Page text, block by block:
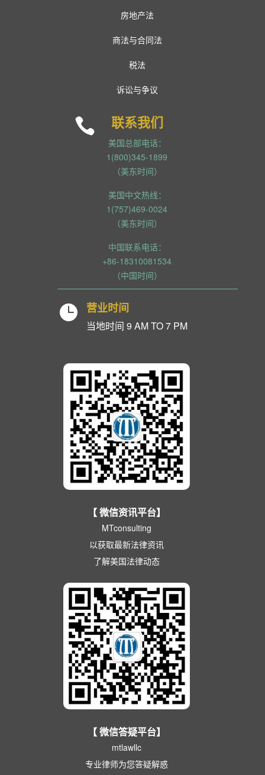
房地产法
商法与合同法
税法
诉讼与争议
 联系我们
美国总部电话：
1(800)345-1899
（美东时间）
美国中文热线：
1(757)469-0024
（美东时间）
中国联系电话：
+86-18310081534
（中国时间）
 营业时间
当地时间 9 AM TO 7 PM
【 微信资讯平台】
MTconsulting
以获取最新法律资讯
了解美国法律动态
【 微信答疑平台】
mtlawllc
专业律师为您答疑解惑